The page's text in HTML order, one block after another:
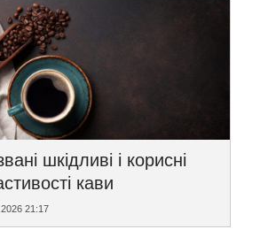
шкідливі і корисні
кави
21:17